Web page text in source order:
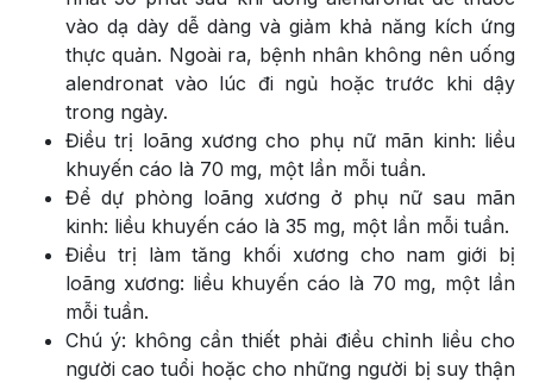
vào dạ dày dễ dàng và giảm khả năng kích ứng
thực quản. Ngoài ra, bệnh nhân không nên uống
alendronat vào lúc đi ngủ hoặc trước khi dậy
trong ngày.
Điều trị loãng xương cho phụ nữ mãn kinh: liều
khuyến cáo là 70 mg, một lần mỗi tuần.
Để dự phòng loãng xương ở phụ nữ sau mãn
kinh: liều khuyến cáo là 35 mg, một lần mỗi tuần.
Điều trị làm tăng khối xương cho nam giới bị
loãng xương: liều khuyến cáo là 70 mg, một lần
mỗi tuần.
Chú ý: không cần thiết phải điều chỉnh liều cho
người cao tuổi hoặc cho những người bị suy thận